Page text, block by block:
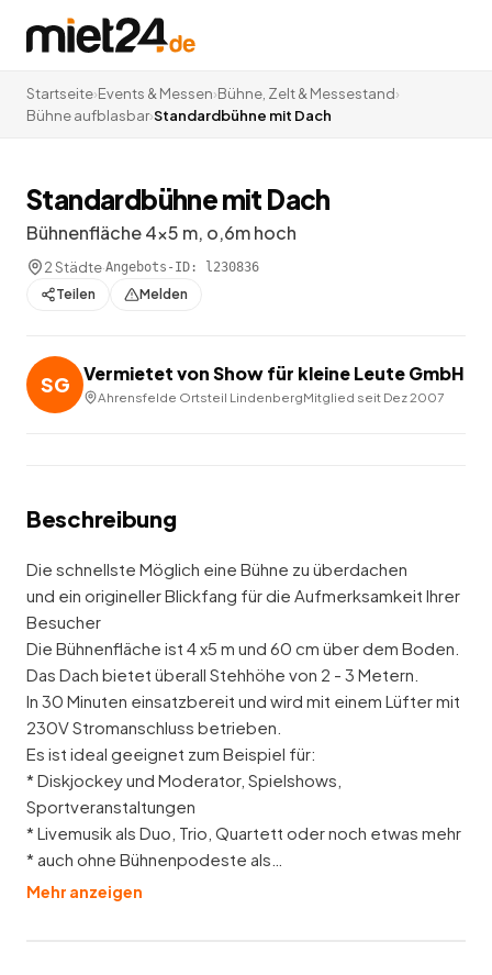
Startseite›Events & Messen›Bühne, Zelt & Messestand›
Bühne aufblasbar›Standardbühne mit Dach
Standardbühne mit Dach
Bühnenfläche 4x5 m, o,6m hoch
2 Städte·Angebots-ID: l230836
Teilen Melden
SG Vermietet vonShow für kleine Leute GmbH
Ahrensfelde Ortsteil LindenbergMitglied seit Dez 2007
Beschreibung
Die schnellste Möglich eine Bühne zu überdachen
und ein origineller Blickfang für die Aufmerksamkeit Ihrer
Besucher
Die Bühnenfläche ist 4 x5 m und 60 cm über dem Boden.
Das Dach bietet überall Stehhöhe von 2 - 3 Metern.
In 30 Minuten einsatzbereit und wird mit einem Lüfter mit
230V Stromanschluss betrieben.
Es ist ideal geeignet zum Beispiel für:
* Diskjockey und Moderator, Spielshows,
Sportveranstaltungen
* Livemusik als Duo, Trio, Quartett oder noch etwas mehr
* auch ohne Bühnenpodeste als…
Mehr anzeigen